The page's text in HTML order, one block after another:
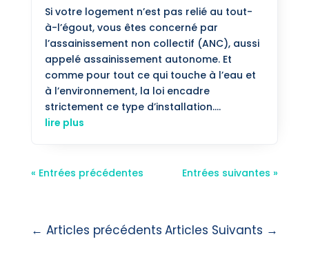
Si votre logement n’est pas relié au tout-
à-l’égout, vous êtes concerné par
l’assainissement non collectif (ANC), aussi
appelé assainissement autonome. Et
comme pour tout ce qui touche à l’eau et
à l’environnement, la loi encadre
strictement ce type d’installation....
lire plus
« Entrées précédentes Entrées suivantes »
← Articles précédents Articles Suivants →